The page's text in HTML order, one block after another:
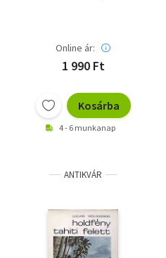
Online ár:
1 990 Ft
Kosárba
4 - 6 munkanap
ANTIKVÁR